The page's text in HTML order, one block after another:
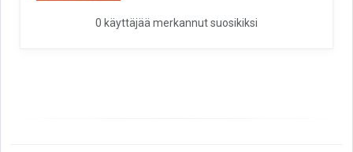
0 käyttäjää merkannut suosikiksi